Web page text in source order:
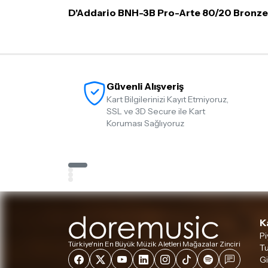
D'Addario BNH-3B Pro-Arte 80/20
Güvenli Alışveriş
Kart Bilgilerinizi Kayıt Etmiyoruz,
SSL ve 3D Secure ile Kart
Koruması Sağlıyoruz
Türkiye'nin En Büyük Müzik Aletleri Mağazalar Zinciri